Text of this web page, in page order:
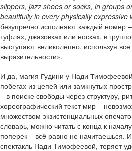
slippers, jazz shoes or socks, in groups
beautifully in every physically expressive
безупречно исполняют каждый номер
туфлях, джазовках или носках, в
выступают великолепно, используя
выразительности».
И да, магия Гудини у Нади Тимофеевой
побегах из цепей или замкнутых
– в поиске свободы через структуру,
хореографический текст мир –
множеством экзистенциальных
словарь, можно читать с конца к
поперек – всë равно не начитаешься.
спектакль Нади Тимофеевой, теряет